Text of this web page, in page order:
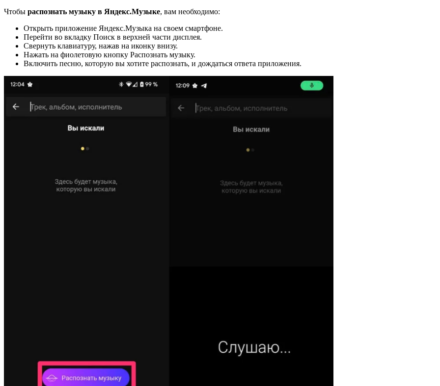
Чтобы распознать музыку в Яндекс.Музыке, вам необходимо:
Открыть приложение Яндекс.Музыка на своем смартфоне.
Перейти во вкладку Поиск в верхней части дисплея.
Свернуть клавиатуру, нажав на иконку внизу.
Нажать на фиолетовую кнопку Распознать музыку.
Включить песню, которую вы хотите распознать, и дождаться ответа приложения.